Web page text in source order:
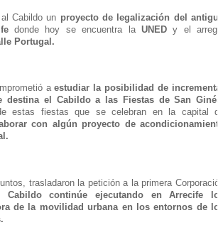
Cabildo un proyecto de legalización del
donde hoy se encuentra la UNEDy el
Portugal.
aestudiar la posibilidad de
destina el Cabildo a las Fiestas de San Ginés
estas fiestas que se celebran en la capital
con algún proyecto de
trasladaron la petición a la primera
Cabildo continúe ejecutando en Arrecife
de la movilidad urbana en los entornos de